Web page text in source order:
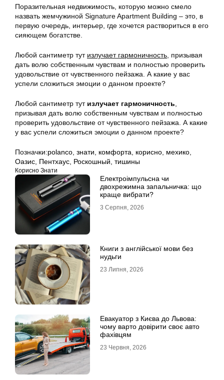
Поразительная недвижимость, которую можно смело
назвать жемчужиной Signature Apartment Building – это, в
первую очередь, интерьер, где хочется раствориться в его
сияющем богатстве.
Любой сантиметр тут излучает гармоничность , призывая
дать волю собственным чувствам и полностью проверить
удовольствие от чувственного пейзажа. А какие у вас
успели сложиться эмоции о данном проекте?
Любой сантиметр тут излучает гармоничность
призывая дать волю собственным чувствам и полностью
проверить удовольствие от чувственного пейзажа. А какие
у вас успели сложиться эмоции о данном проекте?
Позначки:polanco знати комфорта корисно мехико
Оазис Пентхаус Роскошный тишины
Корисно Знати
Електроімпульсна чи
двохрежимна запальничка: що
краще вибрати?
3 Серпня, 2026
Книги з англійської мови без
нудьги
23 Липня, 2026
Евакуатор з Києва до Львова:
чому варто довірити своє авто
фахівцям
23 Червня, 2026